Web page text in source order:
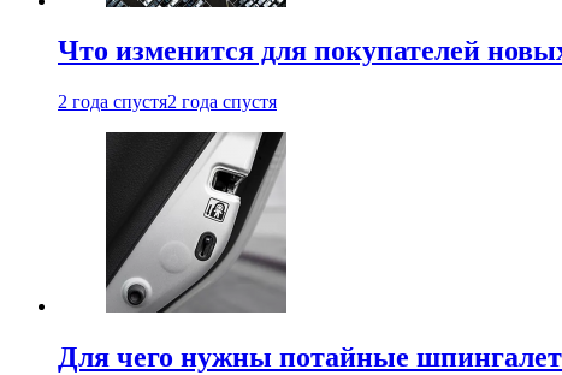
Что изменится для покупателей
2 года спустя2 года спустя
Для чего нужны потайные